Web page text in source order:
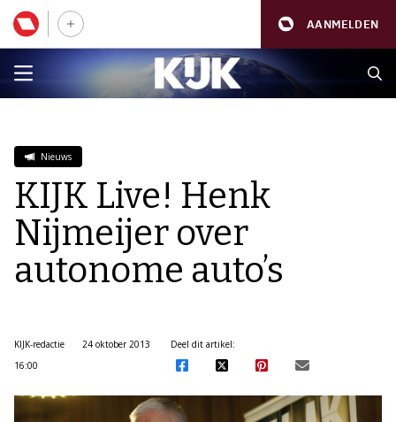
AANMELDEN
Nieuws
KIJK Live! Henk
Nijmeijer over
autonome auto’s
KIJK-redactie
24 oktober 2013
16:00
Deel dit artikel: